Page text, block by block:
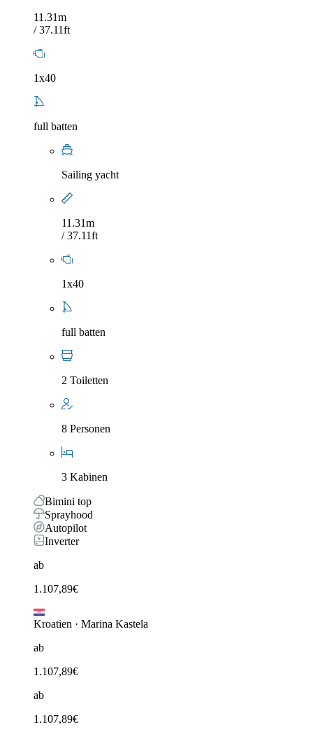
11.31m
/ 37.11ft
1x40
full batten
Sailing yacht
11.31m
/ 37.11ft
1x40
full batten
2 Toiletten
8 Personen
3 Kabinen
Bimini top
Sprayhood
Autopilot
Inverter
ab
1.107,89€
Kroatien · Marina Kastela
ab
1.107,89€
ab
1.107,89€